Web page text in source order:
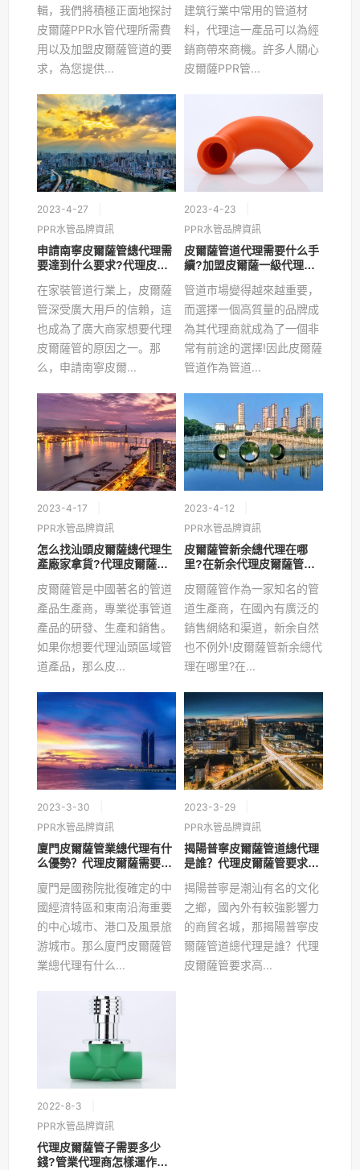
輯，我們將積極正面地探討
皮爾薩PPR水管代理所需費
用以及加盟皮爾薩管道的要
求，為您提供...
建筑行業中常用的管道材
料，代理這一產品可以為經
銷商帶來商機。許多人關心
皮爾薩PPR管...
2023-4-27
PPR水管品牌資訊
申請南寧皮爾薩管總代理需
要達到什么要求?代理皮爾
在家裝管道行業上，皮爾薩
管深受廣大用戶的信賴，這
也成為了廣大商家想要代理
皮爾薩管的原因之一。那
么，申請南寧皮爾...
2023-4-23
PPR水管品牌資訊
皮爾薩管道代理需要什么手
續?加盟皮爾薩一級代理要
管道市場變得越來越重要，
而選擇一個高質量的品牌成
為其代理商就成為了一個非
常有前途的選擇!因此皮爾薩
管道作為管道...
2023-4-17
PPR水管品牌資訊
怎么找汕頭皮爾薩總代理生
產廠家拿貨?代理皮爾薩要
皮爾薩管是中國著名的管道
產品生產商，專業從事管道
產品的研發、生產和銷售。
如果你想要代理汕頭區域管
道產品，那么皮...
2023-4-12
PPR水管品牌資訊
皮爾薩管新余總代理在哪
里?在新余代理皮爾薩管要
皮爾薩管作為一家知名的管
道生產商，在國內有廣泛的
銷售網絡和渠道，新余自然
也不例外!皮爾薩管新余總代
理在哪里?在...
2023-3-30
PPR水管品牌資訊
廈門皮爾薩管業總代理有什
么優勢？代理皮爾薩需要多
廈門是國務院批復確定的中
國經濟特區和東南沿海重要
的中心城市、港口及風景旅
游城市。那么廈門皮爾薩管
業總代理有什么...
2023-3-29
PPR水管品牌資訊
揭陽普寧皮爾薩管道總代理
是誰？代理皮爾薩管要求高
揭陽普寧是潮汕有名的文化
之鄉，國內外有較強影響力
的商貿名城，那揭陽普寧皮
爾薩管道總代理是誰？代理
皮爾薩管要求高...
2022-8-3
PPR水管品牌資訊
代理皮爾薩管子需要多少
錢?管業代理商怎樣運作才